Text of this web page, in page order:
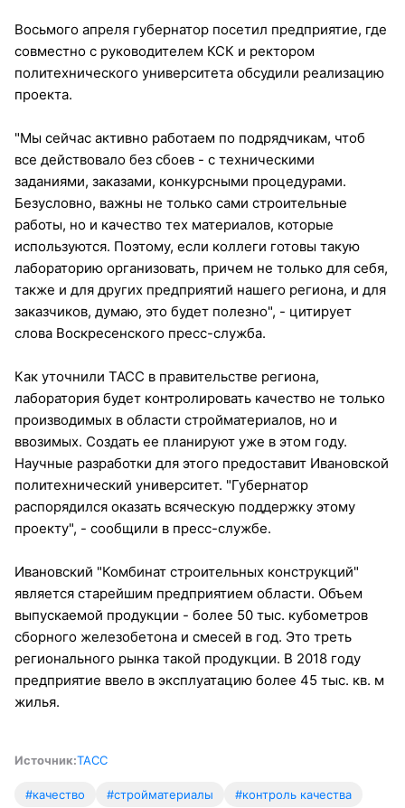
Восьмого апреля губернатор посетил предприятие, где
совместно с руководителем КСК и ректором
политехнического университета обсудили реализацию
проекта.
"Мы сейчас активно работаем по подрядчикам, чтоб
все действовало без сбоев - с техническими
заданиями, заказами, конкурсными процедурами.
Безусловно, важны не только сами строительные
работы, но и качество тех материалов, которые
используются. Поэтому, если коллеги готовы такую
лабораторию организовать, причем не только для себя,
также и для других предприятий нашего региона, и для
заказчиков, думаю, это будет полезно", - цитирует
слова Воскресенского пресс-служба.
Как уточнили ТАСС в правительстве региона,
лаборатория будет контролировать качество не только
производимых в области стройматериалов, но и
ввозимых. Создать ее планируют уже в этом году.
Научные разработки для этого предоставит Ивановской
политехнический университет. "Губернатор
распорядился оказать всяческую поддержку этому
проекту", - сообщили в пресс-службе.
Ивановский "Комбинат строительных конструкций"
является старейшим предприятием области. Объем
выпускаемой продукции - более 50 тыс. кубометров
сборного железобетона и смесей в год. Это треть
регионального рынка такой продукции. В 2018 году
предприятие ввело в эксплуатацию более 45 тыс. кв. м
жилья.
Источник:ТАСС
#качество #стройматериалы #контроль качества